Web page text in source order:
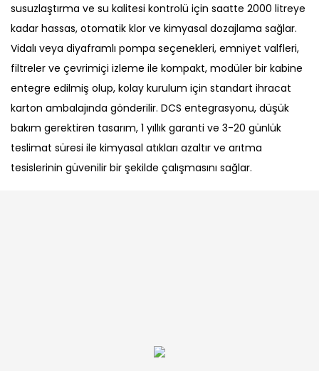
susuzlaştırma ve su kalitesi kontrolü için saatte 2000 litreye
kadar hassas, otomatik klor ve kimyasal dozajlama sağlar.
Vidalı veya diyaframlı pompa seçenekleri, emniyet valfleri,
filtreler ve çevrimiçi izleme ile kompakt, modüler bir kabine
entegre edilmiş olup, kolay kurulum için standart ihracat
karton ambalajında ​​gönderilir. DCS entegrasyonu, düşük
bakım gerektiren tasarım, 1 yıllık garanti ve 3-20 günlük
teslimat süresi ile kimyasal atıkları azaltır ve arıtma
tesislerinin güvenilir bir şekilde çalışmasını sağlar.